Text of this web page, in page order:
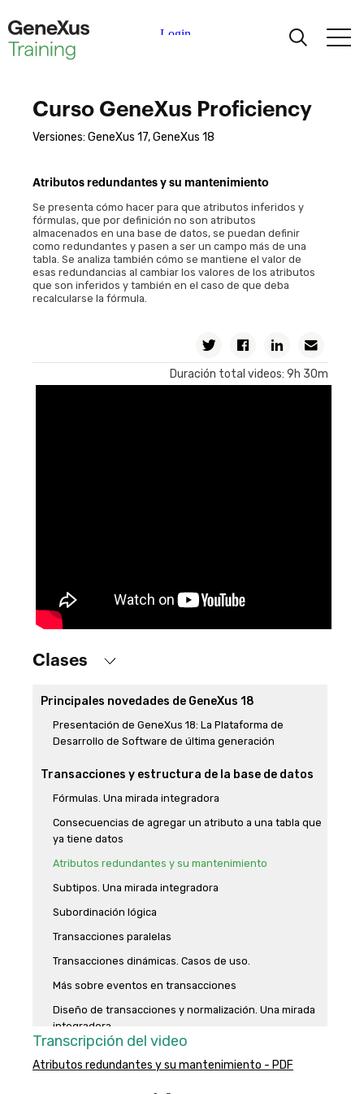
Partners Académicos
Ayuda
Versiones: GeneXus 17, GeneXus 18
Curso GeneXus Proficiency
Atributos redundantes y su mantenimiento
Se presenta cómo hacer para que atributos inferidos y
fórmulas, que por definición no son atributos
almacenados en una base de datos, se puedan definir
como redundantes y pasen a ser un campo más de una
tabla. Se analiza también cómo se mantiene el valor de
esas redundancias al cambiar los valores de los atributos
que son inferidos y también en el caso de que deba
recalcularse la fórmula.
Twitter FacebookLinkedin
Duración total videos: 9h 30m
Clases
Principales novedades de GeneXus 18
Presentación de GeneXus 18: La Plataforma de
Desarrollo de Software de última generación
Transacciones y estructura de la base de datos
Fórmulas. Una mirada integradora
Consecuencias de agregar un atributo a una tabla que
ya tiene datos
Atributos redundantes y su mantenimiento
Subtipos. Una mirada integradora
Subordinación lógica
Transacciones paralelas
Transacciones dinámicas. Casos de uso.
Más sobre eventos en transacciones
Diseño de transacciones y normalización. Una mirada
integradora
Consulta y actualización de datos
Atributos redundantes y su mantenimiento - PDF
Transcripción del video